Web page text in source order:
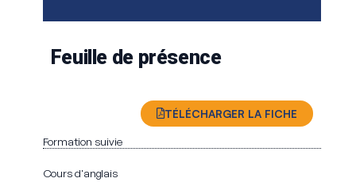
Feuille de présence
TÉLÉCHARGER LA FICHE
Formation suivie
Cours d'anglais